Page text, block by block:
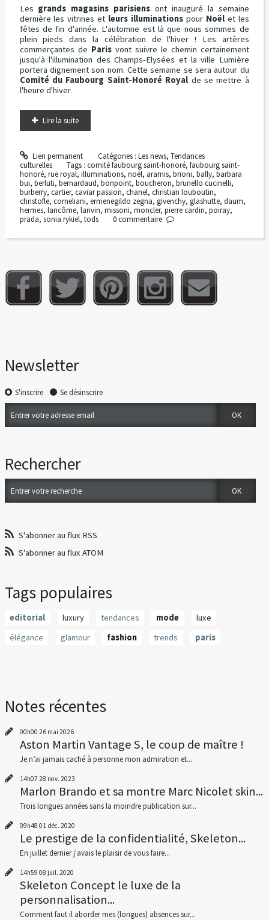
Les grands magasins parisiens ont inauguré la semaine
dernière les vitrines et leurs illuminations pour Noëlet les
fêtes de fin d'année. L'automne est là que nous sommes de
plein pieds dans la célébration de l'hiver ! Les artères
commerçantes de Parisvont suivre le chemin certainement
jusqu'à l'illumination des Champs-Elysées et la ville Lumière
portera dignement son nom. Cette semaine se sera autour du
Comité du Faubourg Saint-Honoré Royal de se mettre à
l'heure d'hiver.
Lire la suite
Lien permanent Catégories : Les news, Tendances
culturelles
Tags :comité faubourg saint-honoré,faubourg saint-
honoré, rue royal, illuminations, noël, aramis, brioni, bally, barbara
bui, berluti, bernardaud, bonpoint, boucheron, brunello cucinelli,
burberry, cartier, caviar passion, chanel, christian louboutin,
christofle, corneliani, ermenegildo zegna, givenchy, glashutte, daum,
hermes, lancôme, lanvin, missoni, moncler, pierre cardin, poiray,
prada, sonia rykiel, tods 0commentaire
Newsletter
S'inscrire Se désinscrire
Rechercher
S'abonner au flux RSS
S'abonner au flux ATOM
Tags populaires
editorial luxury tendances mode
luxe
élégance
glamour fashion trends paris
Notes récentes
00h00 26 mai 2026
Aston Martin Vantage S, le coup de maître !
Je n’ai jamais caché à personne mon admiration et...
14h07 28 nov. 2023
Marlon Brando et sa montre Marc Nicolet skin...
Trois longues années sans la moindre publication sur...
09h48 01 déc. 2020
Le prestige de la confidentialité, Skeleton...
En juillet dernier j'avais le plaisir de vous faire...
14h59 08 juil. 2020
Skeleton Concept le luxe de la
personnalisation...
Comment faut il aborder mes (longues) absences sur...